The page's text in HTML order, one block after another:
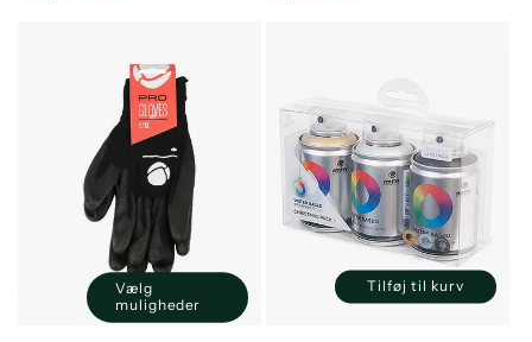
Vælg
muligheder
ReducerØg
Tilføj til kurv